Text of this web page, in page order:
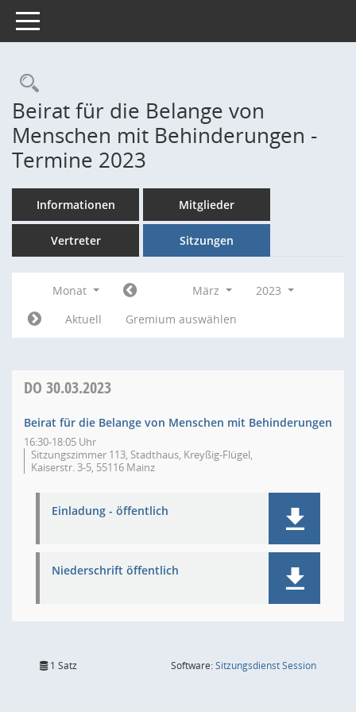
Toggle navigation
Rechercheauswahl
Beirat für die Belange von
Menschen mit Behinderungen -
Termine 2023
Informationen Mitglieder
Vertreter Sitzungen
Monat März
2023
Aktuell
Gremium auswählen
DO 30.03.2023
Beirat für die Belange von Menschen mit Behinderungen
16:30-18:05 Uhr
Sitzungszimmer 113, Stadthaus, Kreyßig-Flügel,
Kaiserstr. 3-5, 55116 Mainz
Einladung - öffentlich
Niederschrift öffentlich
1 Satz Software:SitzungsdienstSession(Wird in